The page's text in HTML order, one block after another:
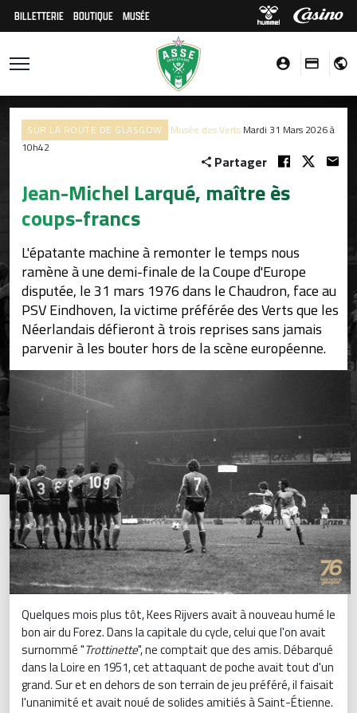
BILLETTERIE BOUTIQUE MUSÉE
SUR LA ROUTE DE GLASGOW Musée des Verts Mardi 31 Mars 2026 à
10h42
Partager
Jean-Michel Larqué, maître ès
coups-francs
L'épatante machine à remonter le temps nous
ramène à une demi-finale de la Coupe d'Europe
disputée, le 31 mars 1976 dans le Chaudron, face au
PSV Eindhoven, la victime préférée des Verts que les
Néerlandais défieront à trois reprises sans jamais
parvenir à les bouter hors de la scène européenne.
Quelques mois plus tôt, Kees Rijvers avait à nouveau humé le
bon air du Forez. Dans la capitale du cycle, celui que l'on avait
surnommé "Trottinette", ne comptait que des amis. Débarqué
dans la Loire en 1951, cet attaquant de poche avait tout d'un
grand. Sur et en dehors de son terrain de jeu préféré, il faisait
l'unanimité et avait noué de solides amitiés à Saint-Étienne.